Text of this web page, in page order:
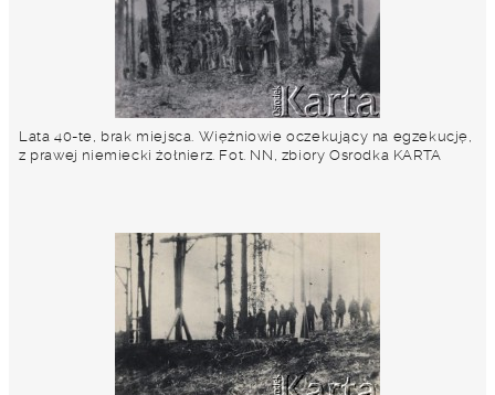
Lata 40-te, brak miejsca. Więźniowie oczekujący na egzekucję,
z prawej niemiecki żołnierz. Fot. NN, zbiory Osrodka KARTA